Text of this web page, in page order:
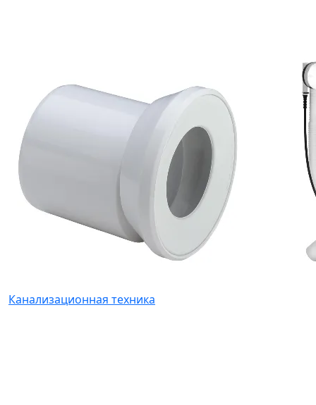
Канализационная техника